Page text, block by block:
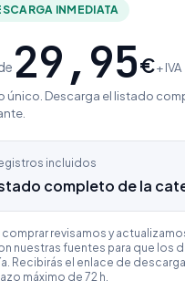
INMEDIATA
29,95€+ IVA
único. Descarga el listado
incluidos
completo de la
comprar revisamos y
nuestras fuentes para que los
Recibirás el enlace de
máximo de 72 h.